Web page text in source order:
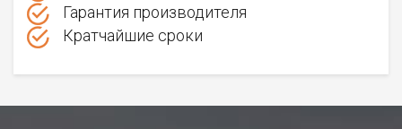
Гарантия производителя
Кратчайшие сроки